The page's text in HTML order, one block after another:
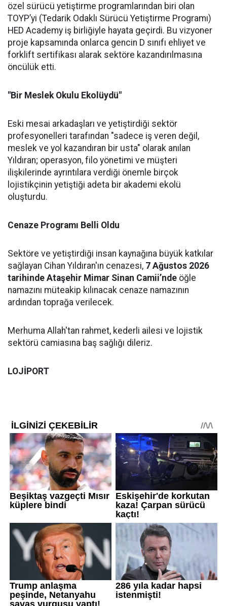
özel sürücü yetiştirme programlarından biri olan
TOYP’yi (Tedarik Odaklı Sürücü Yetiştirme Programı)
HED Academy iş birliğiyle hayata geçirdi. Bu vizyoner
proje kapsamında onlarca gencin D sınıfı ehliyet ve
forklift sertifikası alarak sektöre kazandırılmasına
öncülük etti.
"Bir Meslek Okulu Ekolüydü"
Eski mesai arkadaşları ve yetiştirdiği sektör
profesyonelleri tarafından "sadece iş veren değil,
meslek ve yol kazandıran bir usta" olarak anılan
Yıldıran; operasyon, filo yönetimi ve müşteri
ilişkilerinde ayrıntılara verdiği önemle birçok
lojistikçinin yetiştiği adeta bir akademi ekolü
oluşturdu.
Cenaze Programı Belli Oldu
Sektöre ve yetiştirdiği insan kaynağına büyük katkılar
sağlayan Cihan Yıldıran'ın cenazesi, 7 Ağustos 2026
tarihinde Ataşehir Mimar Sinan Camii’nde öğle
namazını müteakip kılınacak cenaze namazının
ardından toprağa verilecek.
Merhuma Allah'tan rahmet, kederli ailesi ve lojistik
sektörü camiasına baş sağlığı dileriz.
LOJİPORT